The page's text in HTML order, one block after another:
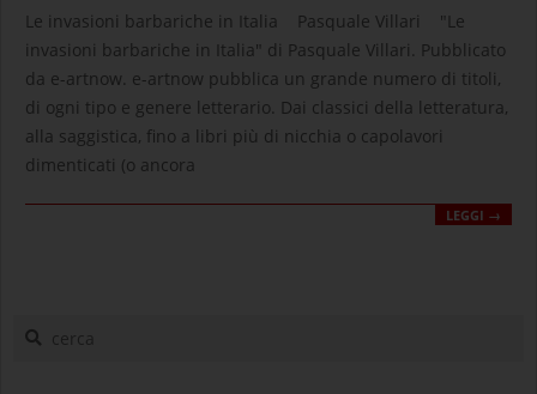
06-
30
Le invasioni barbariche in Italia Pasquale Villari "Le
invasioni barbariche in Italia" di Pasquale Villari. Pubblicato
da e-artnow. e-artnow pubblica un grande numero di titoli,
di ogni tipo e genere letterario. Dai classici della letteratura,
alla saggistica, fino a libri più di nicchia o capolavori
dimenticati (o ancora
LEGGI →
cerca